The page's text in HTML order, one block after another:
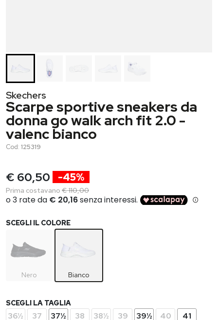
Skechers
Scarpe sportive sneakers da
donna go walk arch fit 2.0 -
valenc bianco
Cod: 125319
€ 60,50 -45%
Prima costavano € 110,00
SCEGLI IL COLORE
Nero Bianco
SCEGLI LA TAGLIA
36½ 37 37½ 38 38½ 39 39½ 40 41